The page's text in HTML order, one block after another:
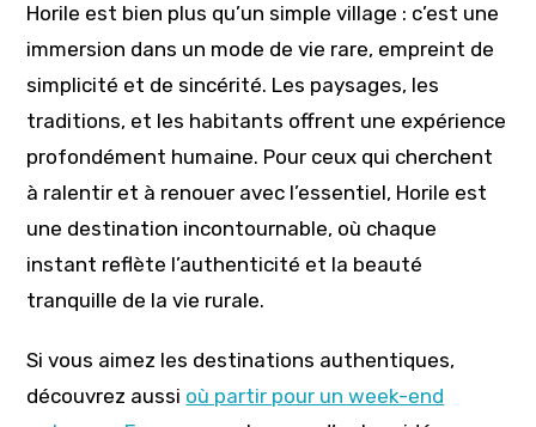
Horile est bien plus qu’un simple village : c’est une
immersion dans un mode de vie rare, empreint de
simplicité et de sincérité. Les paysages, les
traditions, et les habitants offrent une expérience
profondément humaine. Pour ceux qui cherchent
à ralentir et à renouer avec l’essentiel, Horile est
une destination incontournable, où chaque
instant reflète l’authenticité et la beauté
tranquille de la vie rurale.
Si vous aimez les destinations authentiques,
découvrez aussi où partir pour un week-end